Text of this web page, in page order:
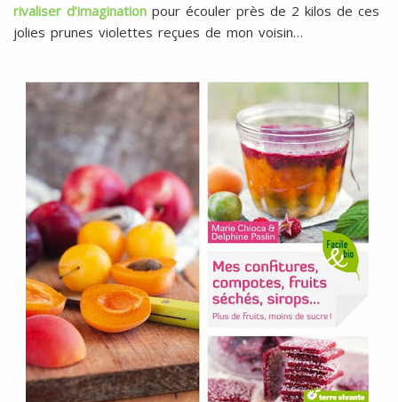
rivaliser d’imagination pour écouler près de 2 kilos de ces
jolies prunes violettes reçues de mon voisin…